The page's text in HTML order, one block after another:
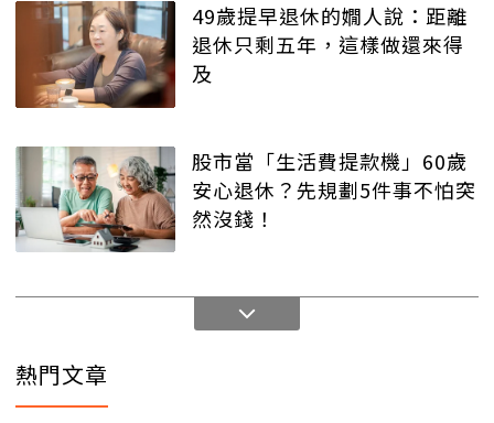
49歲提早退休的嫺人說：距離
退休只剩五年，這樣做還來得
及
股市當「生活費提款機」60歲
安心退休？先規劃5件事不怕突
然沒錢！
熱門文章